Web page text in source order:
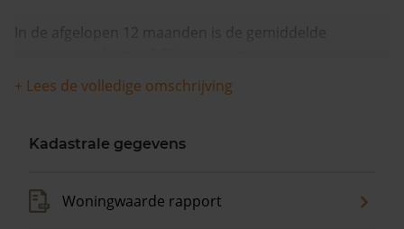
In de afgelopen 12 maanden is de gemiddelde
+ Lees de volledige omschrijving
Kadastrale gegevens
Woningwaarde rapport